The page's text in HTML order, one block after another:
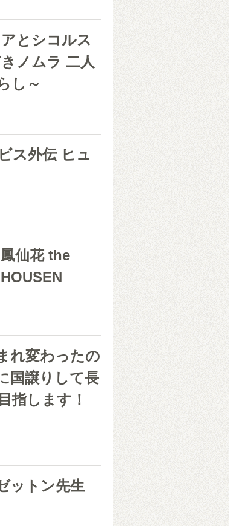
とシコルス
ノムラ 二人
し～
ス外伝 ヒュ
仙花 the
れ変わったの
国譲りして長
指します！
ットン先生